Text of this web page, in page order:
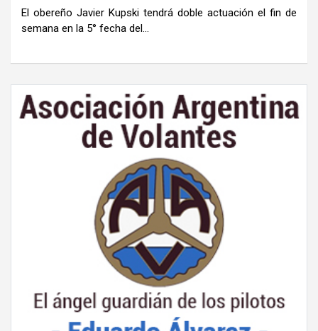
El obereño Javier Kupski tendrá doble actuación el fin de
semana en la 5° fecha del…